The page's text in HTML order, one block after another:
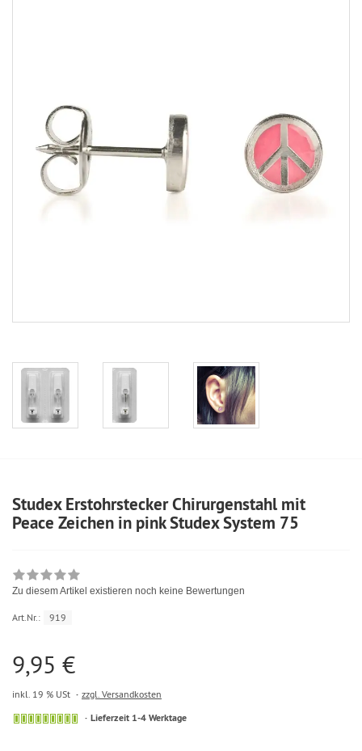
Studex Erstohrstecker Chirurgenstahl mit
Peace Zeichen in pink Studex System 75
Zu diesem Artikel existieren noch keine Bewertungen
Art.Nr.: 919
9,95 €
inkl. 19 % USt zzgl. Versandkosten
Lieferzeit 1-4 Werktage